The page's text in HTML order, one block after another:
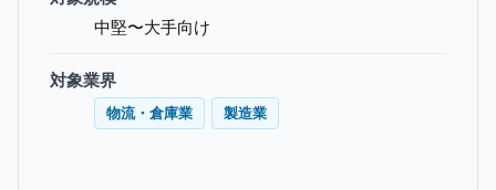
中堅〜大手向け
対象業界
物流・倉庫業 製造業